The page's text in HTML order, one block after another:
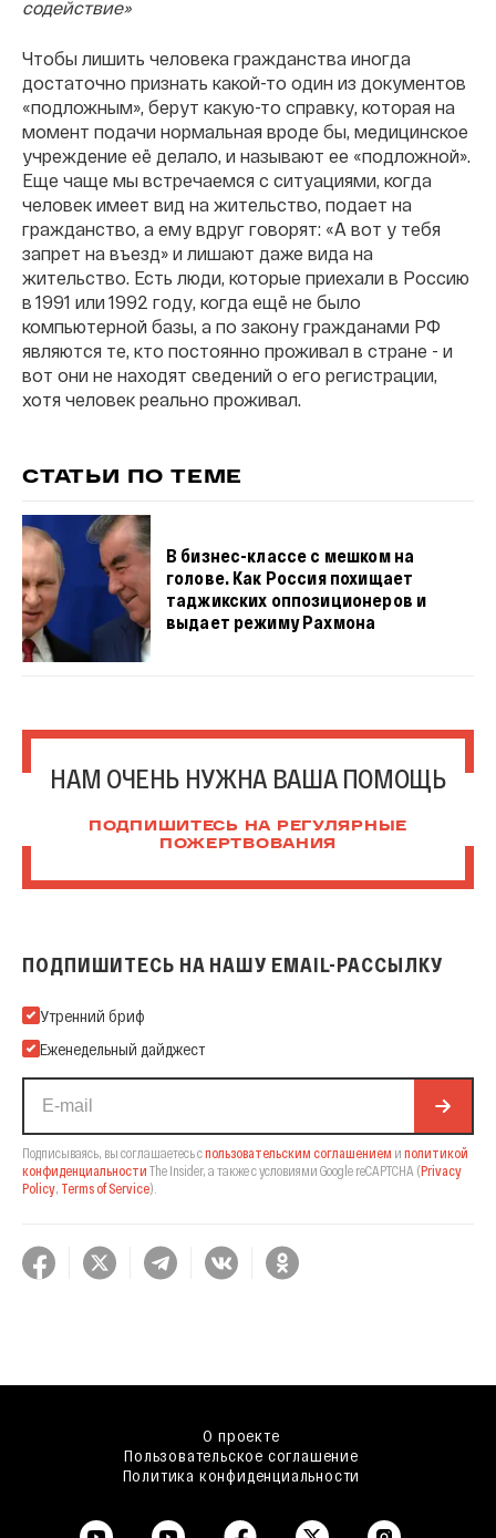
содействие»
Чтобы лишить человека гражданства иногда
достаточно признать какой-то один из документов
«подложным», берут какую-то справку, которая на
момент подачи нормальная вроде бы, медицинское
учреждение её делало, и называют ее «подложной».
Еще чаще мы встречаемся с ситуациями, когда
человек имеет вид на жительство, подает на
гражданство, а ему вдруг говорят: «А вот у тебя
запрет на въезд» и лишают даже вида на
жительство. Есть люди, которые приехали в Россию
в 1991 или 1992 году, когда ещё не было
компьютерной базы, а по закону гражданами РФ
являются те, кто постоянно проживал в стране - и
вот они не находят сведений о его регистрации,
хотя человек реально проживал.
СТАТЬИ ПО ТЕМЕ
В бизнес-классе с мешком на
голове. Как Россия похищает
таджикских оппозиционеров и
выдает режиму Рахмона
НАМ ОЧЕНЬ НУЖНА ВАША ПОМОЩЬ
ПОДПИШИТЕСЬ НА РЕГУЛЯРНЫЕ
ПОЖЕРТВОВАНИЯ
ПОДПИШИТЕСЬ НА НАШУ EMAIL-РАССЫЛКУ
Подпишитесь на нашу Email-рассылку
Утренний бриф
Еженедельный дайджест
Подписываясь, вы соглашаетесь спользовательским соглашением и политикой
конфиденциальности The Insider, а также с условиями Google reCAPTCHA (Privacy
Policy, Terms of Service).
О проекте
Пользовательское соглашение
Политика конфиденциальности